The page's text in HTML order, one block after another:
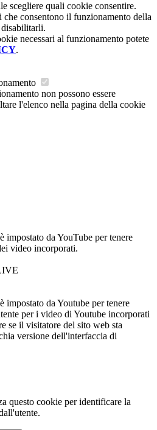
scegliere quali cookie consentire.
consentono il funzionamento della
necessari al funzionamento potete
.
non possono essere
l'elenco nella pagina della cookie
impostato da YouTube per tenere
video incorporati.
impostato da Youtube per tenere
per i video di Youtube incorporati
se il visitatore del sito web sta
versione dell'interfaccia di
questo cookie per identificare la